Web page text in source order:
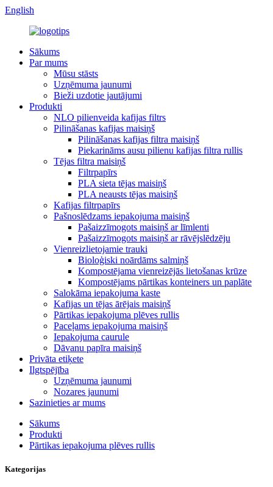
English
Sākums
Par mums
Mūsu stāsts
Uzņēmuma jaunumi
Bieži uzdotie jautājumi
Produkti
NLO pilienveida kafijas filtrs
Pilināšanas kafijas maisiņš
Pilināšanas kafijas filtra maisiņš
Piekarināms ausu pilienu kafijas filtra rullis
Tējas filtra maisiņš
Filtrpapīrs
PLA sieta tējas maisiņš
PLA neausts tējas maisiņš
Kafijas filtrpapīrs
Pašnoslēdzams iepakojuma maisiņš
Pašaizzīmogots maisiņš ar līmlenti
Pašaizzīmogots maisiņš ar rāvējslēdzēju
Vienreizlietojamie trauki
Bioloģiski noārdāms salmiņš
Kompostējama vienreizējās lietošanas krūze
Kompostējams pārtikas konteiners un paplāte
Salokāma iepakojuma kaste
Kafijas un tējas ārējais maisiņš
Pārtikas iepakojuma plēves rullis
Paceļams iepakojuma maisiņš
Iepakojuma caurule
Dāvanu papīra maisiņš
Privāta etiķete
Ilgtspējība
Uzņēmuma jaunumi
Nozares jaunumi
Sazinieties ar mums
Sākums
Produkti
Pārtikas iepakojuma plēves rullis
Kategorijas